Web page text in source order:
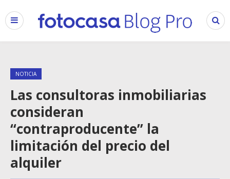
NOTICIA
Las consultoras inmobiliarias
consideran
“contraproducente” la
limitación del precio del
alquiler